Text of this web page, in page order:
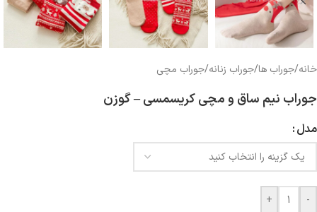
خانه/جوراب ها/جوراب زنانه/جوراب مچی
جوراب نیم ساق و مچی کریسمسی – گوزن
مدل
-
+